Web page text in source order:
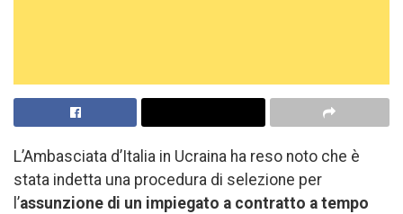
L’Ambasciata d’Italia in Ucraina ha reso noto che è
stata indetta una procedura di selezione per
l’assunzione di un impiegato a contratto a tempo